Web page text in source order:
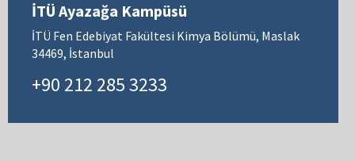
İTÜ Ayazağa Kampüsü
İTÜ Fen Edebiyat Fakültesi Kimya Bölümü, Maslak
34469, İstanbul
+90 212 285 3233